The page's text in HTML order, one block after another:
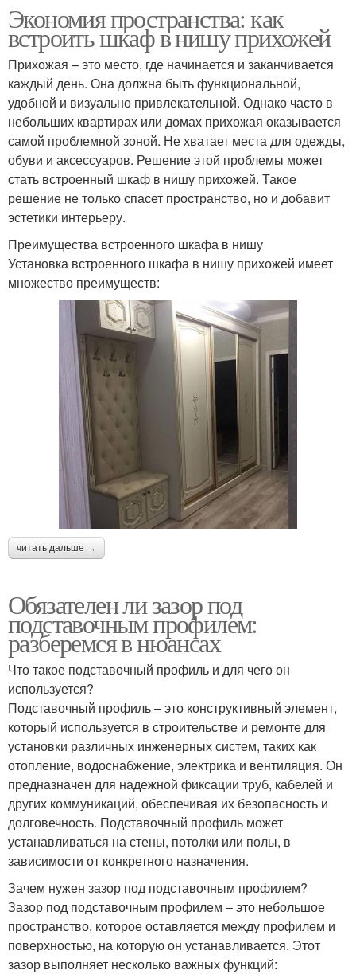
Экономия пространства: как
встроить шкаф в нишу прихожей
Прихожая – это место, где начинается и заканчивается
каждый день. Она должна быть функциональной,
удобной и визуально привлекательной. Однако часто в
небольших квартирах или домах прихожая оказывается
самой проблемной зоной. Не хватает места для одежды,
обуви и аксессуаров. Решение этой проблемы может
стать встроенный шкаф в нишу прихожей. Такое
решение не только спасет пространство, но и добавит
эстетики интерьеру.
Преимущества встроенного шкафа в нишу
Установка встроенного шкафа в нишу прихожей имеет
множество преимуществ:
читать дальше →
Обязателен ли зазор под
подставочным профилем:
разберемся в нюансах
Что такое подставочный профиль и для чего он
используется?
Подставочный профиль – это конструктивный элемент,
который используется в строительстве и ремонте для
установки различных инженерных систем, таких как
отопление, водоснабжение, электрика и вентиляция. Он
предназначен для надежной фиксации труб, кабелей и
других коммуникаций, обеспечивая их безопасность и
долговечность. Подставочный профиль может
устанавливаться на стены, потолки или полы, в
зависимости от конкретного назначения.
Зачем нужен зазор под подставочным профилем?
Зазор под подставочным профилем – это небольшое
пространство, которое оставляется между профилем и
поверхностью, на которую он устанавливается. Этот
зазор выполняет несколько важных функций: